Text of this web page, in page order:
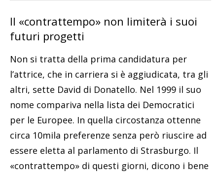
Il «contrattempo» non limiterà i suoi
futuri progetti
Non si tratta della prima candidatura per
l’attrice, che in carriera si è aggiudicata, tra gli
altri, sette David di Donatello. Nel 1999 il suo
nome compariva nella lista dei Democratici
per le Europee. In quella circostanza ottenne
circa 10mila preferenze senza però riuscire ad
essere eletta al parlamento di Strasburgo. Il
«contrattempo» di questi giorni, dicono i bene